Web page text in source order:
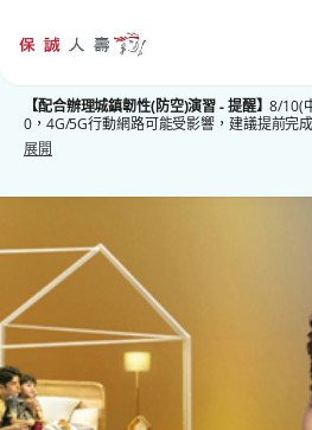
【配合辦理城鎮韌性(防空)演習 - 提醒】8/10(
0，4G/5G行動網路可能受影響，建議提前完
有線網路。本公司系統服務正常。謝謝配合!
展開